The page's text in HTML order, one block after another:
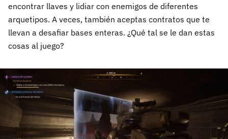
encontrar llaves y lidiar con enemigos de diferentes
arquetipos. A veces, también aceptas contratos que te
llevan a desafiar bases enteras. ¿Qué tal se le dan estas
cosas al juego?